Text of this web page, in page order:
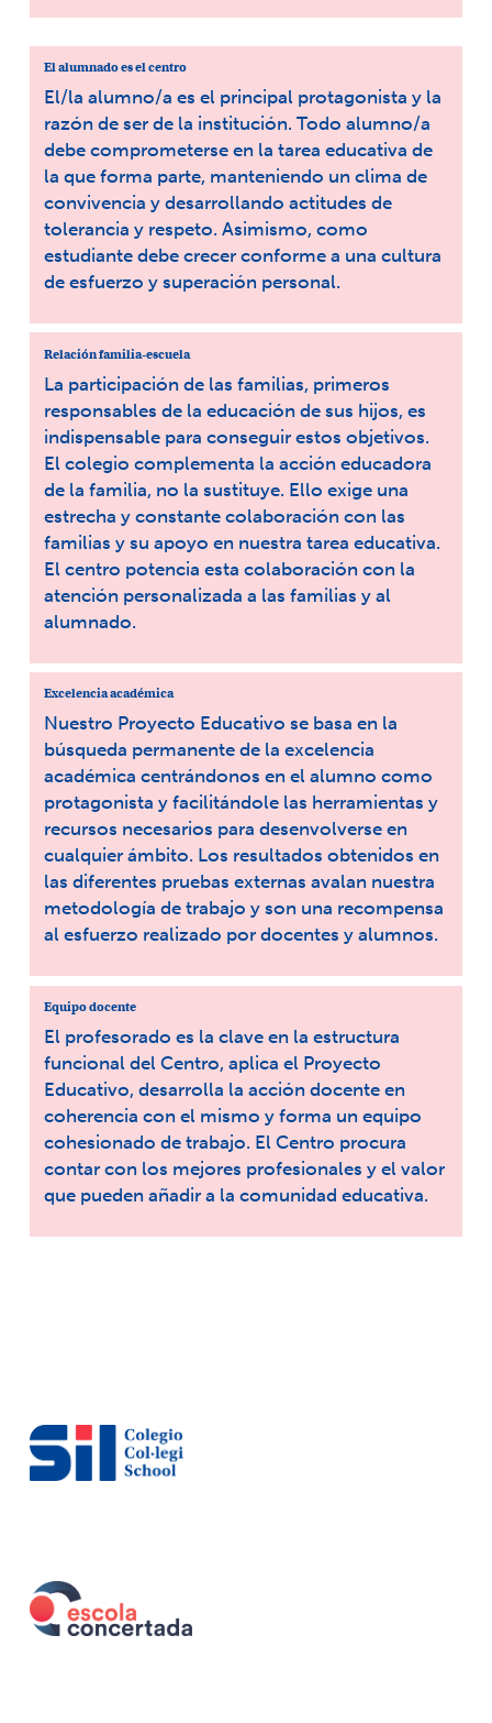
El alumnado es el centro
El/la alumno/a es el principal protagonista y la
razón de ser de la institución. Todo alumno/a
debe comprometerse en la tarea educativa de
la que forma parte, manteniendo un clima de
convivencia y desarrollando actitudes de
tolerancia y respeto. Asimismo, como
estudiante debe crecer conforme a una cultura
de esfuerzo y superación personal.
Relación familia-escuela
La participación de las familias, primeros
responsables de la educación de sus hijos, es
indispensable para conseguir estos objetivos.
El colegio complementa la acción educadora
de la familia, no la sustituye. Ello exige una
estrecha y constante colaboración con las
familias y su apoyo en nuestra tarea educativa.
El centro potencia esta colaboración con la
atención personalizada a las familias y al
alumnado.
Excelencia académica
Nuestro Proyecto Educativo se basa en la
búsqueda permanente de la excelencia
académica centrándonos en el alumno como
protagonista y facilitándole las herramientas y
recursos necesarios para desenvolverse en
cualquier ámbito. Los resultados obtenidos en
las diferentes pruebas externas avalan nuestra
metodología de trabajo y son una recompensa
al esfuerzo realizado por docentes y alumnos.
Equipo docente
El profesorado es la clave en la estructura
funcional del Centro, aplica el Proyecto
Educativo, desarrolla la acción docente en
coherencia con el mismo y forma un equipo
cohesionado de trabajo. El Centro procura
contar con los mejores profesionales y el valor
que pueden añadir a la comunidad educativa.